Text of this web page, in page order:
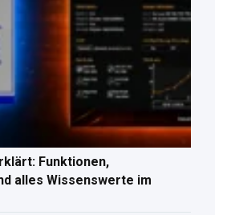
Funktionen,
alles Wissenswerte im